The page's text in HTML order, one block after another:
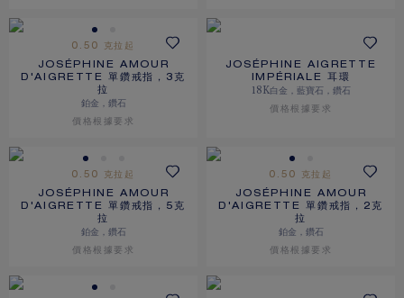
0.50 克拉起
JOSÉPHINE AMOUR
D'AIGRETTE 單鑽戒指，3克
拉
鉑金，鑽石
價格根據要求
JOSÉPHINE AIGRETTE
IMPÉRIALE 耳環
18K白金，藍寶石，鑽石
價格根據要求
0.50 克拉起
JOSÉPHINE AMOUR
D'AIGRETTE 單鑽戒指，5克
拉
鉑金，鑽石
價格根據要求
0.50 克拉起
JOSÉPHINE AMOUR
D'AIGRETTE 單鑽戒指，2克
拉
鉑金，鑽石
價格根據要求